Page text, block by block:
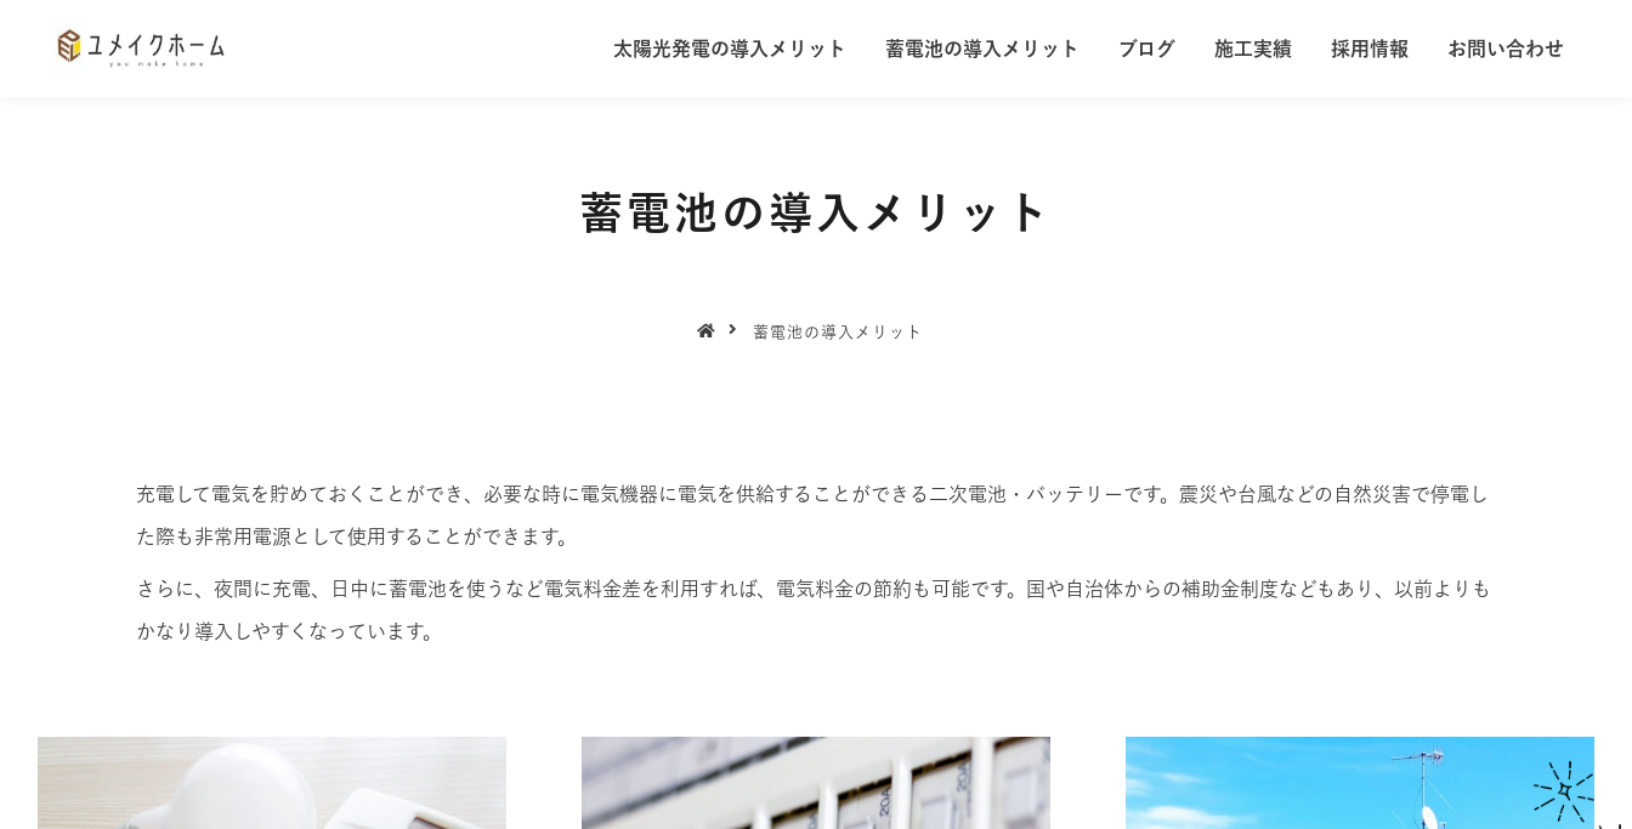
太陽光発電の導入メリット ブログ 施工実績 採用情報 お問い合わせ
太陽光発電の導入メリット 蓄電池の導入メリット ブログ 施工実績 採用情報 お問い合わせ
蓄電池の導入メリット
蓄電池の導入メリット
充電して電気を貯めておくことができ、必要な時に電気機器に電気を供給することができる二次電池・バッテリーです。震災や台風などの自然災害で停電し
た際も非常用電源として使用することができます。
さらに、夜間に充電、日中に蓄電池を使うなど電気料金差を利用すれば、電気料金の節約も可能です。国や自治体からの補助金制度などもあり、以前よりも
かなり導入しやすくなっています。